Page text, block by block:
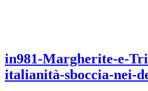
in981-Margherite-e-
italianità-sboccia-nei-